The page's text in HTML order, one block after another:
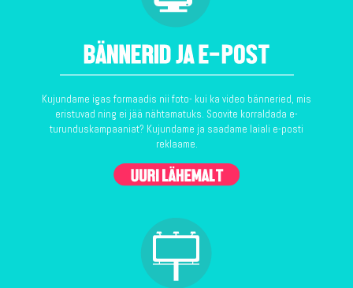
Kujundame igas formaadis nii foto- kui ka video bänneried, mis
eristuvad ning ei jää nähtamatuks. Soovite korraldada e-
turunduskampaaniat? Kujundame ja saadame laiali e-posti
reklaame.